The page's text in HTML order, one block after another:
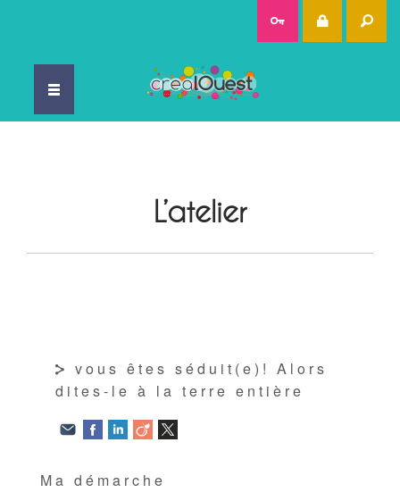
L’atelier
vous êtes séduit(e)! Alors
dites-le à la terre entière
Ma démarche